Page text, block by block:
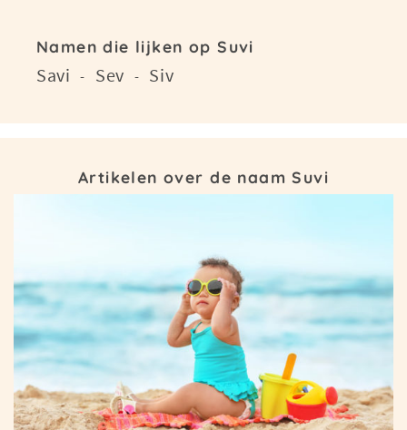
Namen die lijken op Suvi
Savi - Sev - Siv
Artikelen over de naam Suvi